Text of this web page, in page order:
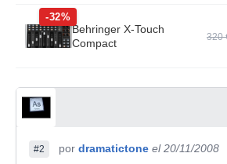
-32%
Behringer X-Touch
Compact
320
#2 por dramatictone el 20/11/2008